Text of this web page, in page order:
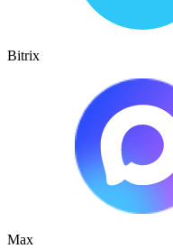
Bitrix
Max